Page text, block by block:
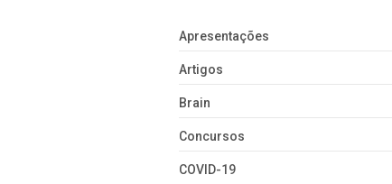
Apresentações
Artigos
Brain
Concursos
COVID-19